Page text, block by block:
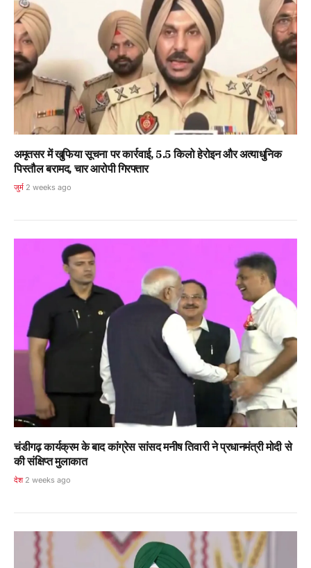
अमृतसर में खुफिया सूचना पर कार्रवाई, 5.5 किलो हेरोइन और अत्याधुनिक
पिस्तौल बरामद, चार आरोपी गिरफ्तार
जुर्म 2 weeks ago
चंडीगढ़ कार्यक्रम के बाद कांग्रेस सांसद मनीष तिवारी ने प्रधानमंत्री मोदी से
की संक्षिप्त मुलाकात
देश 2 weeks ago